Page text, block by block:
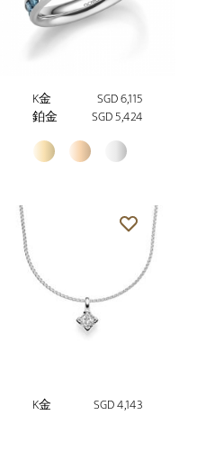
K金
SGD 6,115
鉑金
SGD 5,424
K金 SGD 4,143